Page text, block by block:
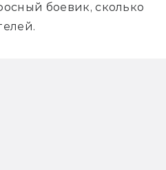
боевик, сколько